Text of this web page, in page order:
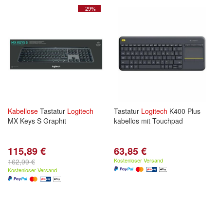
- 29%
Kabellose Tastatur Logitech
MX Keys S Graphit
115,89 €
162,99 €
Kostenloser Versand
Tastatur Logitech K400 Plus
kabellos mit Touchpad
63,85 €
Kostenloser Versand